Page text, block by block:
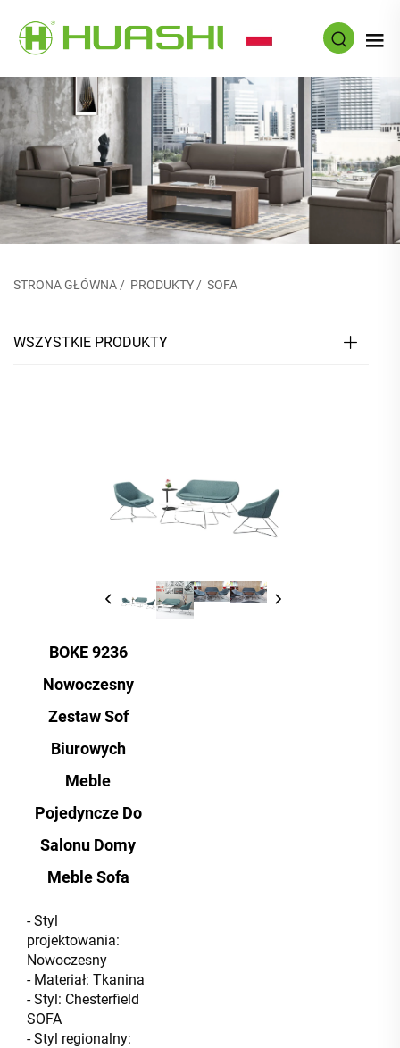
STRONA GŁÓWNA / PRODUKTY / SOFA
WSZYSTKIE PRODUKTY
BOKE 9236
Nowoczesny
Zestaw Sof
Biurowych
Meble
Pojedyncze Do
Salonu Domy
Meble Sofa
- Styl
projektowania:
Nowoczesny
- Materiał: Tkanina
- Styl: Chesterfield
SOFA
- Styl regionalny: